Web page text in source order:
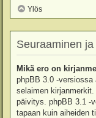
Ylös
Seuraaminen
Mikä ero on
phpBB 3.0 -versiossa
selaimen
päivitys. phpBB 3.1 -
tapaan kuin aiheiden